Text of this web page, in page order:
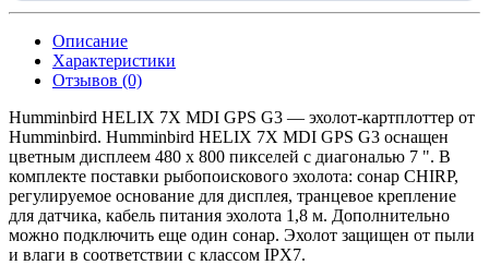
Описание
Характеристики
Отзывов (0)
Humminbird HELIX 7X MDI GPS G3 — эхолот-картплоттер от
Humminbird. Humminbird HELIX 7X MDI GPS G3 оснащен
цветным дисплеем 480 х 800 пикселей с диагональю 7 ". В
комплекте поставки рыбопоискового эхолота: сонар CHIRP,
регулируемое основание для дисплея, транцевое крепление
для датчика, кабель питания эхолота 1,8 м. Дополнительно
можно подключить еще один сонар. Эхолот защищен от пыли
и влаги в соответствии с классом IPX7.